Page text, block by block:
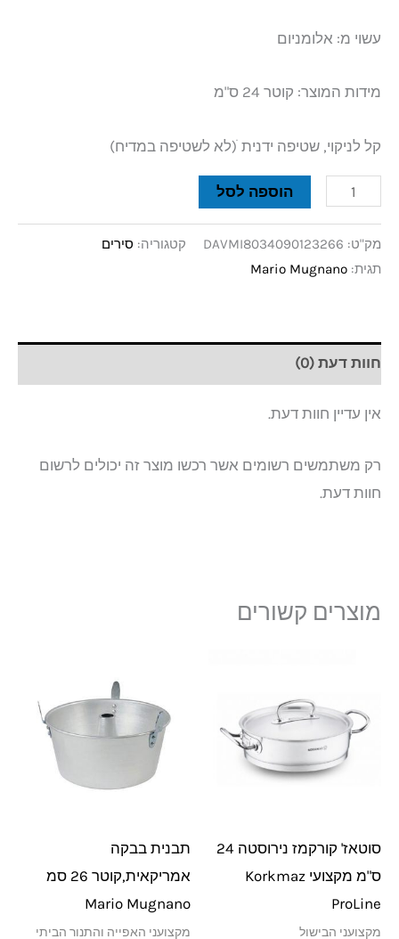
עשוי מ: אלומניום
מידות המוצר: קוטר 24 ס"מ
קל לניקוי, שטיפה ידנית ׁ(לא לשטיפה במדיח)
הוספה לסל
מק"ט: DAVMI8034090123266 קטגוריה: סירים
תגית: Mario Mugnano
חוות דעת (0)
אין עדיין חוות דעת.
רק משתמשים רשומים אשר רכשו מוצר זה יכולים לרשום
חוות דעת.
מוצרים קשורים
סוטאז' קורקמז נירוסטה 24
ס"מ מקצועי Korkmaz
ProLine
מקצועני הבישול
תבנית בבקה
אמריקאית,קוטר 26 סמ
Mario Mugnano
מקצועני האפייה והתנור הביתי